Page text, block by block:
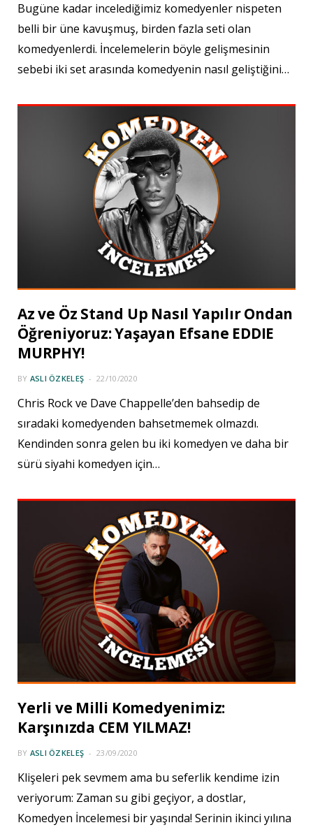
Bugüne kadar incelediğimiz komedyenler nispeten
belli bir üne kavuşmuş, birden fazla seti olan
komedyenlerdi. İncelemelerin böyle gelişmesinin
sebebi iki set arasında komedyenin nasıl geliştiğini…
Az ve Öz Stand Up Nasıl Yapılır Ondan
Öğreniyoruz: Yaşayan Efsane EDDIE
MURPHY!
BY ASLI ÖZKELEŞ 22/10/2020
Chris Rock ve Dave Chappelle’den bahsedip de
sıradaki komedyenden bahsetmemek olmazdı.
Kendinden sonra gelen bu iki komedyen ve daha bir
sürü siyahi komedyen için…
Yerli ve Milli Komedyenimiz:
Karşınızda CEM YILMAZ!
BY ASLI ÖZKELEŞ 23/09/2020
Klişeleri pek sevmem ama bu seferlik kendime izin
veriyorum: Zaman su gibi geçiyor, a dostlar,
Komedyen İncelemesi bir yaşında! Serinin ikinci yılına